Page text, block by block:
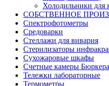
Холодильники для
СОБСТВЕННОЕ
Спектрофотометры
Средоварки
Стеллажи для вивария
Стерилизаторы
Сухожаровые шкафы
Счетные камеры Бюркера
Тележки лабораторные
Термометры